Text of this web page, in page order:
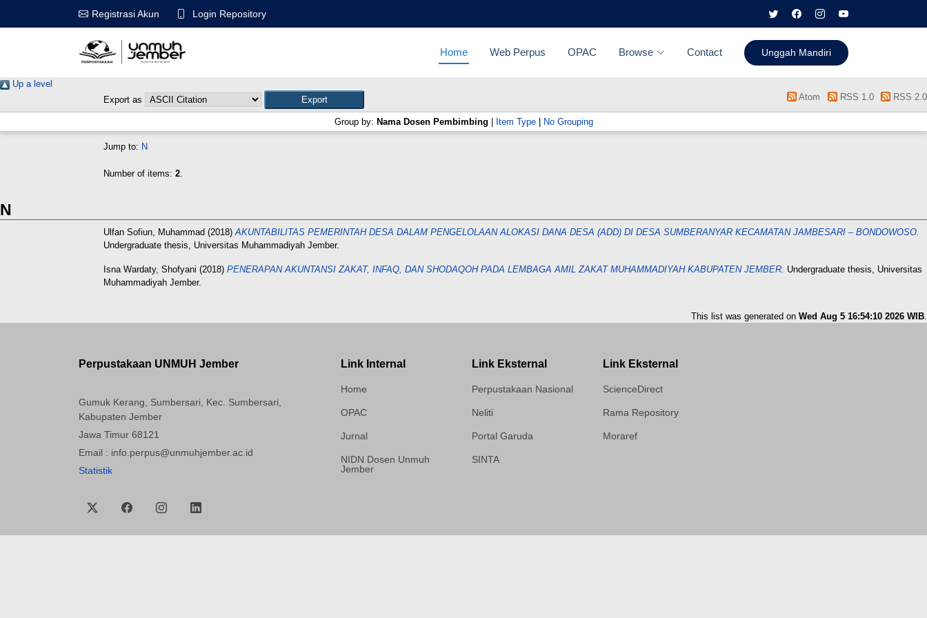
Registrasi Akun Login Repository
Home Web Perpus OPAC Browse Contact Unggah Mandiri
Up a level
Export as
Atom RSS 1.0 RSS 2.0
Group by: Nama Dosen Pembimbing Item Type| No Grouping
Jump to: N
Number of items: 2.
N
Ulfan Sofiun, Muhammad (2018)AKUNTABILITAS PEMERINTAH DESA DALAM PENGELOLAAN ALOKASI DANA DESA (ADD) DI DESA SUMBERANYAR KECAMATAN JAMBESARI – BONDOWOSO.
Undergraduate thesis, Universitas Muhammadiyah Jember.
Isna Wardaty, Shofyani (2018) PENERAPAN AKUNTANSI ZAKAT, INFAQ, DAN SHODAQOH PADA LEMBAGA AMIL ZAKAT MUHAMMADIYAH KABUPATEN JEMBER. Undergraduate thesis, Universitas
Muhammadiyah Jember.
This list was generated on Wed Aug 5 16:54:10 2026 WIB.
Perpustakaan UNMUH Jember
Gumuk Kerang, Sumbersari, Kec. Sumbersari,
Kabupaten Jember
Jawa Timur 68121
Email : info.perpus@unmuhjember.ac.id
Statistik
Link Internal
Home
OPAC
Jurnal
NIDN Dosen Unmuh
Jember
Link Eksternal
Perpustakaan Nasional
Neliti
Portal Garuda
SINTA
Link Eksternal
ScienceDirect
Rama Repository
Moraref